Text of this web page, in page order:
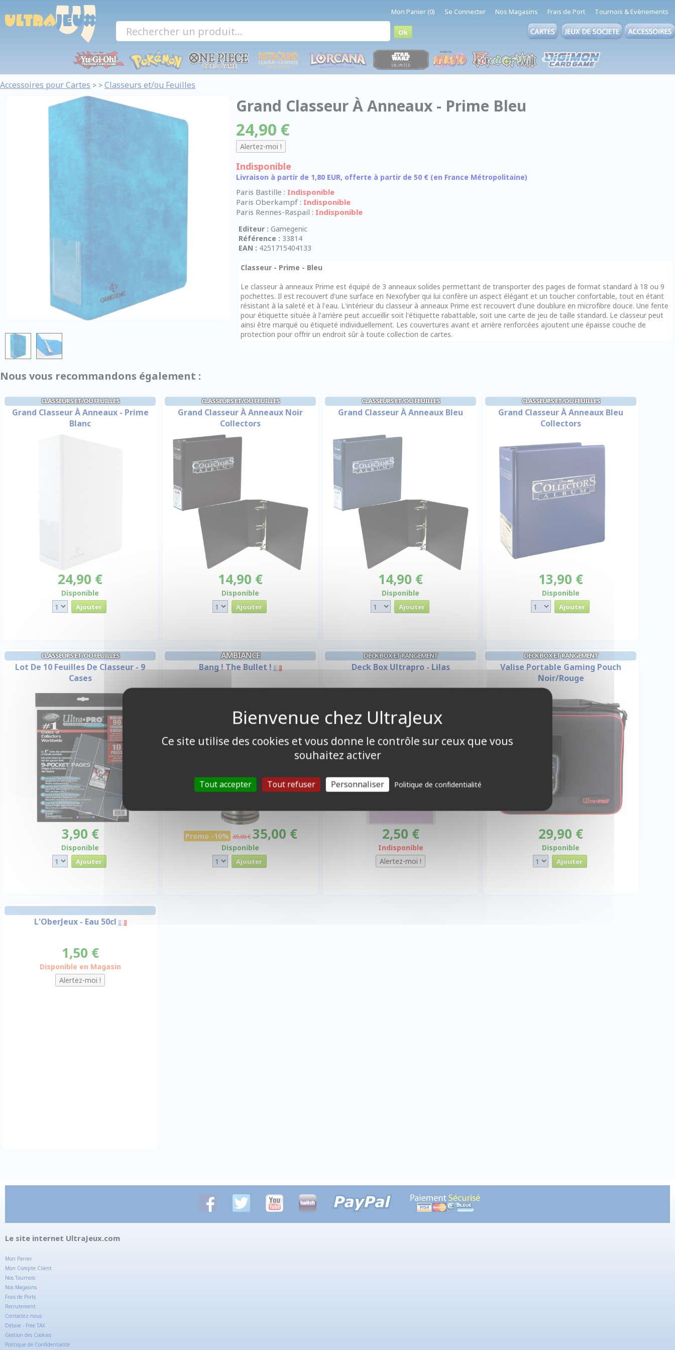
Mon Panier (0) Se Connecter Nos Magasins Frais de Port Tournois & Evènements
Accessoires pour Cartes > > Classeurs et/ou Feuilles
Grand Classeur À Anneaux - Prime Bleu
24,90 €
Indisponible
Livraison à partir de 1,80 EUR, offerte à partir de 50 € (en France Métropolitaine)
Paris Bastille : Indisponible
Paris Oberkampf : Indisponible
Paris Rennes-Raspail : Indisponible
Editeur : Gamegenic
Référence : 33814
EAN : 4251715404133
Classeur - Prime - Bleu
Le classeur à anneaux Prime est équipé de 3 anneaux solides permettant de transporter des pages de format standard à 18 ou 9
pochettes. Il est recouvert d'une surface en Nexofyber qui lui confère un aspect élégant et un toucher confortable, tout en étant
résistant à la saleté et à l'eau. L'intérieur du classeur à anneaux Prime est recouvert d'une doublure en microfibre douce. Une fente
pour étiquette située à l'arrière peut accueillir soit l'étiquette rabattable, soit une carte de jeu de taille standard. Le classeur peut
ainsi être marqué ou étiqueté individuellement. Les couvertures avant et arrière renforcées ajoutent une épaisse couche de
protection pour offrir un endroit sûr à toute collection de cartes.
Nous vous recommandons également :
CLASSEURS ET/OU FEUILLES
Grand Classeur À Anneaux - Prime
Blanc
24,90 €
Disponible
CLASSEURS ET/OU FEUILLES
Grand Classeur À Anneaux Noir
Collectors
14,90 €
Disponible
CLASSEURS ET/OU FEUILLES
Grand Classeur À Anneaux Bleu
14,90 €
Disponible
CLASSEURS ET/OU FEUILLES
Grand Classeur À Anneaux Bleu
Collectors
13,90 €
Disponible
CLASSEURS ET/OU FEUILLES
Lot De 10 Feuilles De Classeur - 9
Cases
3,90 €
Disponible
AMBIANCE
Bang ! The Bullet !
Promo -10% 39,00 € 35,00 €
Disponible
DECK BOX ET RANGEMENT
Deck Box Ultrapro - Lilas
2,50 €
Indisponible
DECK BOX ET RANGEMENT
Valise Portable Gaming Pouch
Noir/Rouge
29,90 €
Disponible
L'OberJeux - Eau 50cl
1,50 €
Disponible en Magasin
Le site internet UltraJeux.com
Mon Panier
Mon Compte Client
Nos Tournois
Nos Magasins
Frais de Ports
Recrutement
Contactez-nous
Détaxe - Free TAX
Gestion des Cookies
Politique de Confidentialité
Panneau de gestion des cookies
Ce site utilise des cookies et vous donne le contrôle sur ceux que vous
souhaitez activer
Tout accepter Tout refuser Personnaliser Politique de confidentialité